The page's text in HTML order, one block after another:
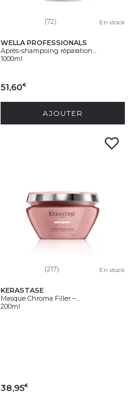
(72) En stock
WELLA PROFESSIONALS
Après-shampoing réparation...
1000ml
51,60€
AJOUTER
(217) En stock
KERASTASE
Masque Chroma Filler –...
200ml
38,95€